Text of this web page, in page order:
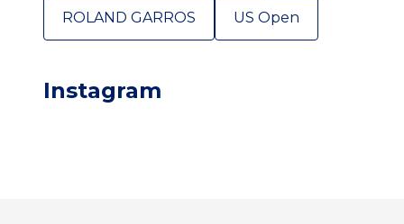
ROLAND GARROS US Open
Instagram